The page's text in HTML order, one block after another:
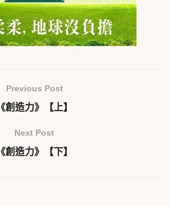
Previous Post
《創造力》【上】
Next Post
《創造力》【下】